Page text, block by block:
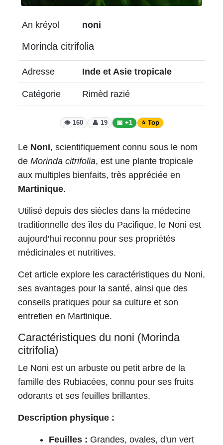
An kréyol noni
Morinda citrifolia
Adresse Inde et Asie tropicale
Catégorie Rimèd razié
👁️ 160 👤 19 📅 +1 ⭐ Top
Le Noni, scientifiquement connu sous le nom
de Morinda citrifolia, est une plante tropicale
aux multiples bienfaits, très appréciée en
Martinique.
Utilisé depuis des siècles dans la médecine
traditionnelle des îles du Pacifique, le Noni est
aujourd'hui reconnu pour ses propriétés
médicinales et nutritives.
Cet article explore les caractéristiques du Noni,
ses avantages pour la santé, ainsi que des
conseils pratiques pour sa culture et son
entretien en Martinique.
Caractéristiques du noni (Morinda
citrifolia)
Le Noni est un arbuste ou petit arbre de la
famille des Rubiacées, connu pour ses fruits
odorants et ses feuilles brillantes.
Description physique :
Feuilles : Grandes, ovales, d'un vert